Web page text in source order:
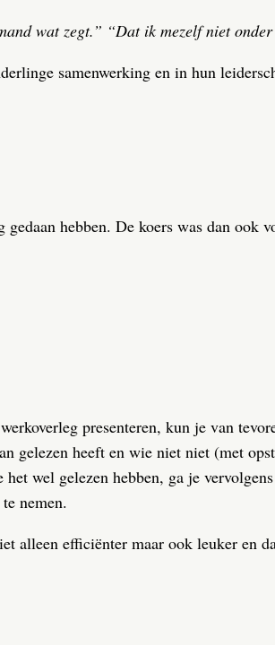
wat zegt.” “Dat ik mezelf niet
samenwerking en in hun
hebben. De koers was dan ook
presenteren, kun je van
gelezen heeft en wie niet niet (met
wel gelezen hebben, ga je
nemen.
alleen efficiënter maar ook leuker en